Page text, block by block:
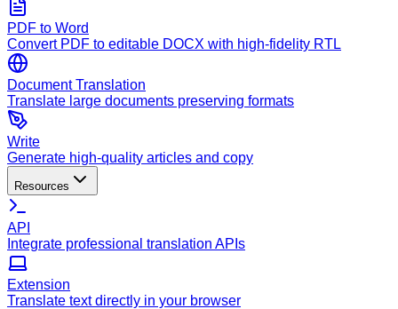
PDF to Word
Convert PDF to editable DOCX with high-fidelity RTL
Document Translation
Translate large documents preserving formats
Write
Generate high-quality articles and copy
Resources
API
Integrate professional translation APIs
Extension
Translate text directly in your browser